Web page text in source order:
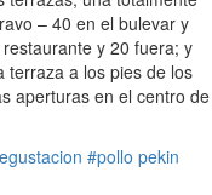
– 40 en el bulevar y
y 20 fuera; y
terraza a los pies de los
aperturas en el centro de
#pollo pekin